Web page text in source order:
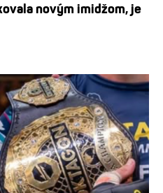
novým imidžom, je